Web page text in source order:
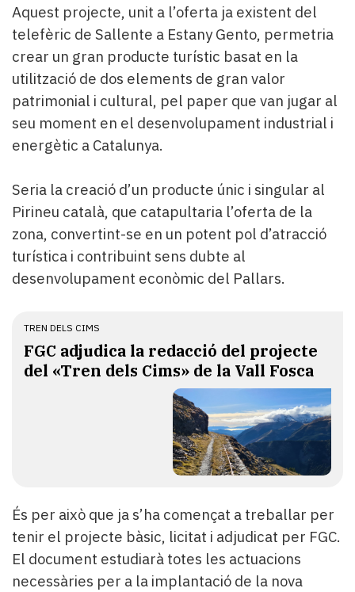
Aquest projecte, unit a l’oferta ja existent del
telefèric de Sallente a Estany Gento, permetria
crear un gran producte turístic basat en la
utilització de dos elements de gran valor
patrimonial i cultural, pel paper que van jugar al
seu moment en el desenvolupament industrial i
energètic a Catalunya.
Seria la creació d’un producte únic i singular al
Pirineu català, que catapultaria l’oferta de la
zona, convertint-se en un potent pol d’atracció
turística i contribuint sens dubte al
desenvolupament econòmic del Pallars.
TREN DELS CIMS
FGC adjudica la redacció del projecte
del «Tren dels Cims» de la Vall Fosca
És per això que ja s’ha començat a treballar per
tenir el projecte bàsic, licitat i adjudicat per FGC.
El document estudiarà totes les actuacions
necessàries per a la implantació de la nova